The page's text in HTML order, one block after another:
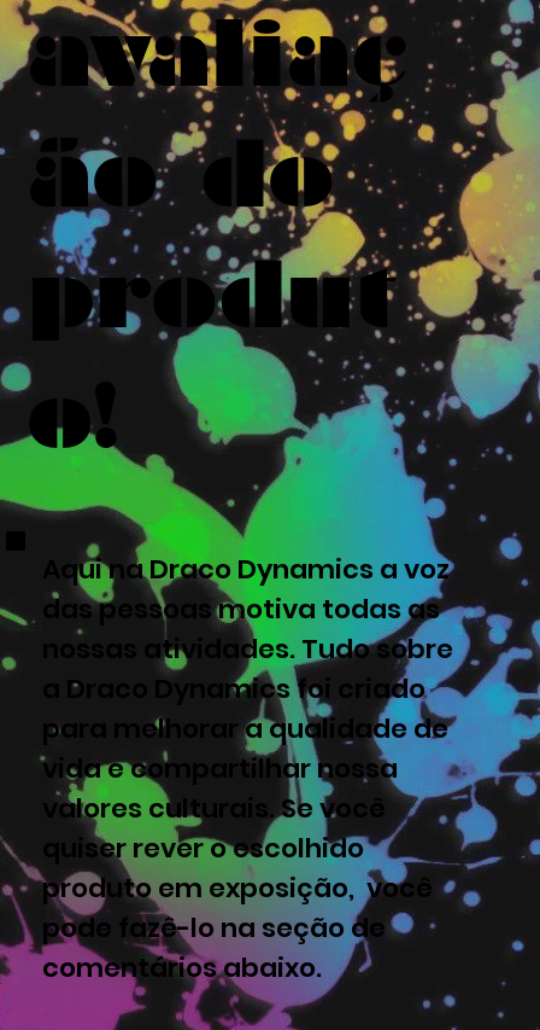
avaliaç
ão do
produt
o!
Aqui na Draco Dynamics a voz
das pessoas motiva todas as
nossas atividades. Tudo sobre
a Draco Dynamics foi criado
para melhorar a qualidade de
vida e compartilhar nossa
valores culturais. Se você
quiser rever o escolhido
produto em exposição, você
pode fazê-lo na seção de
comentários abaixo.